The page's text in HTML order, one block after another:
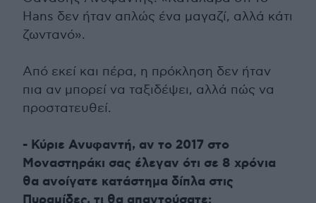
Hans δεν ήταν απλώς ένα μαγαζί, αλλά κάτι
ζωντανό».
Από εκεί και πέρα, η πρόκληση δεν ήταν
πια αν μπορεί να ταξιδέψει, αλλά πώς να
προστατευθεί.
- Κύριε Ανυφαντή, αν το 2017 στο
Μοναστηράκι σας έλεγαν ότι σε 8 χρόνια
θα ανοίγατε κατάστημα δίπλα στις